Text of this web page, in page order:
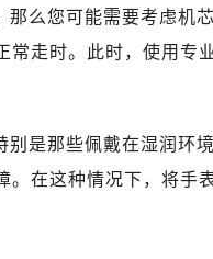
楼A座10层1002室（需
1幢20楼2002室（需提前
号华润万象城写字楼（
融中心写字楼20层01室
后服务中心（需提前预
务中心（需提前预约）
么您可能需要考虑机
走时。此时，使用专
是那些佩戴在湿润环
在这种情况下，将手